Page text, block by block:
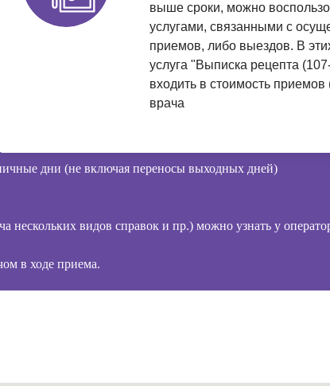
выше сроки, можно
услугами, связанными с
приемов, либо выездов. В
услуга "Выписка рецепта
входить в стоимость
врача
дни (не включая переносы выходных дней)
видов справок и пр.) можно узнать у
в ходе приема.